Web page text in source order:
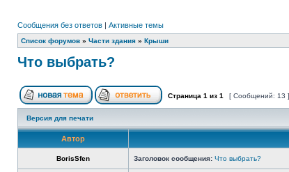
Сообщения без ответов | Активные темы
Список форумов » Части здания » Крыши
Что выбрать?
Страница 1 из 1 [ Сообщений: 13 ]
Версия для печати
Автор
BorisSfen Заголовок сообщения: Что выбрать?